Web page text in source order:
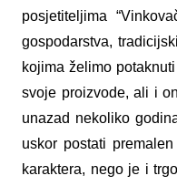
posjetiteljima
gospodarstva,
kojima želimo
svoje proizvode, ali i
unazad nekoliko
uskor postati
karaktera, nego je i